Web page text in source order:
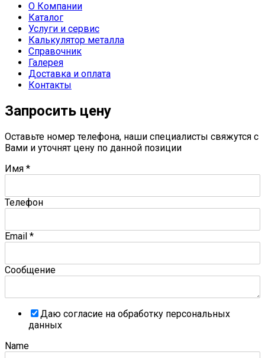
О Компании
Каталог
Услуги и сервис
Калькулятор металла
Справочник
Галерея
Доставка и оплата
Контакты
Запросить цену
Оставьте номер телефона, наши специалисты свяжутся с
Вами и уточнят цену по данной позиции
Имя *
Телефон
Email *
Сообщение
Даю согласие на обработку персональных
данных
Name